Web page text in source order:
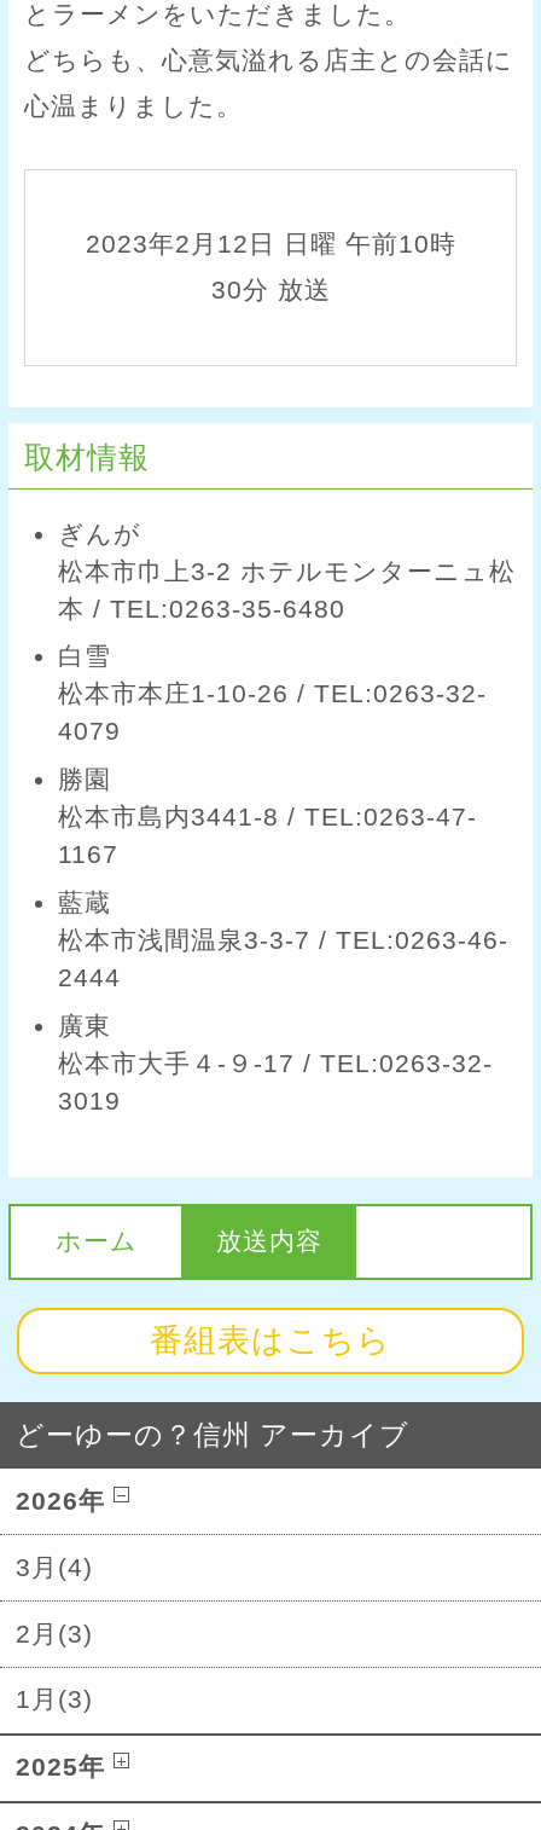
とラーメンをいただきました。
どちらも、心意気溢れる店主との会話に
心温まりました。
2023年2月12日 日曜 午前10時
30分 放送
取材情報
ぎんが
松本市巾上3-2 ホテルモンターニュ松
本 / TEL:0263-35-6480
白雪
松本市本庄1-10-26 / TEL:0263-32-
4079
勝園
松本市島内3441-8 / TEL:0263-47-
1167
藍蔵
松本市浅間温泉3-3-7 / TEL:0263-46-
2444
廣東
松本市大手４-９-17 / TEL:0263-32-
3019
ホーム 放送内容
番組表はこちら
どーゆーの？信州 アーカイブ
2026年
3月(4)
2月(3)
1月(3)
2025年